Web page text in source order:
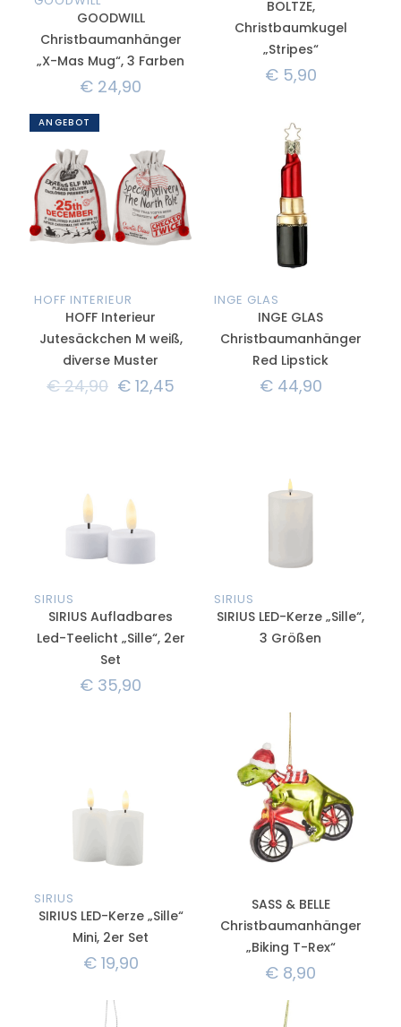
GOODWILL
Christbaumanhänger
„X-Mas Mug“, 3 Farben
€ 24,90
BOLTZE,
Christbaumkugel
„Stripes“
€5,90
ANGEBOT
HOFF INTERIEUR
HOFF Interieur
Jutesäckchen M weiß,
diverse Muster
€24,90 € 12,45
INGE GLAS
INGE GLAS
Christbaumanhänger
Red Lipstick
€44,90
SIRIUS
SIRIUS Aufladbares
Led-Teelicht „Sille“, 2er
Set
€ 35,90
SIRIUS
SIRIUS LED-Kerze „Sille“,
3 Größen
SIRIUS
SIRIUS LED-Kerze „Sille“
Mini, 2er Set
€19,90
SASS & BELLE
Christbaumanhänger
„Biking T-Rex“
€ 8,90